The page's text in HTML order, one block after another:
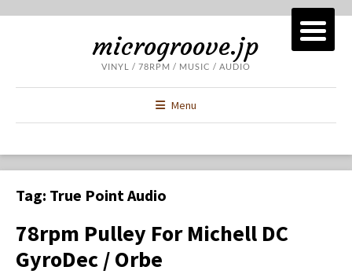
microgroove.jp
VINYL / 78RPM / MUSIC / AUDIO
Menu
Tag: True Point Audio
78rpm Pulley For Michell DC
GyroDec / Orbe